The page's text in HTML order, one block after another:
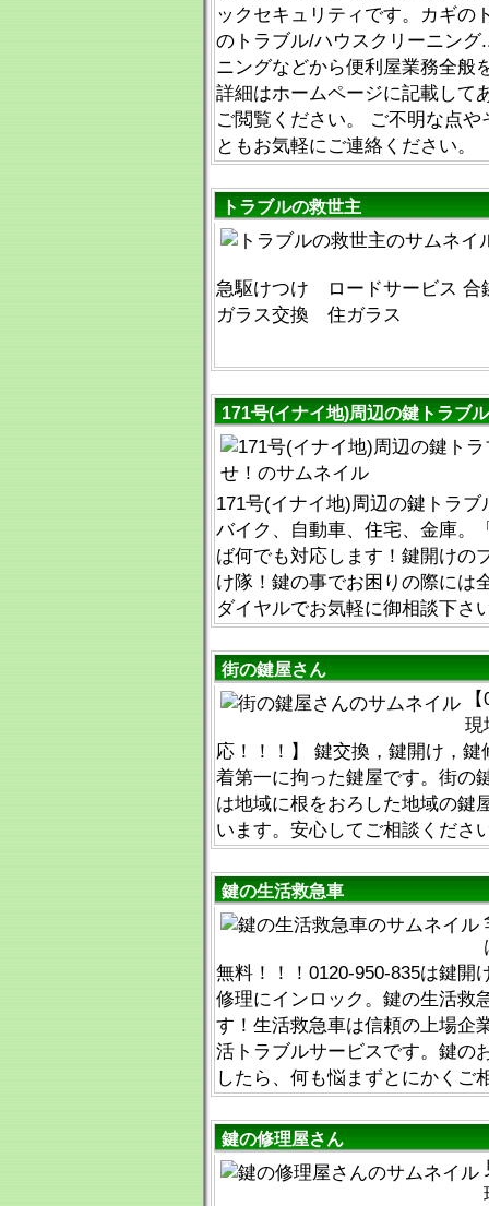
ックセキュリティです。カギの
のトラブル/ハウスクリーニング
ニングなどから便利屋業務全般
詳細はホームページに記載して
ご閲覧ください。 ご不明な点や
ともお気軽にご連絡ください。
トラブルの救世主
急駆けつけ ロードサービス
ガラス交換 住ガラス
171号(イナイ地)周辺の鍵トラブ
171号(イナイ地)周辺の鍵トラブ
バイク、自動車、住宅、金庫。
ば何でも対応します！鍵開けの
け隊！鍵の事でお困りの際には
ダイヤルでお気軽に御相談下さ
街の鍵屋さん
現
応！！！】 鍵交換，鍵開け，鍵
着第一に拘った鍵屋です。街の
は地域に根をおろした地域の鍵
います。安心してご相談くださ
鍵の生活救急車
無料！！！0120-950-835は鍵開
修理にインロック。鍵の生活救
す！生活救急車は信頼の上場企
活トラブルサービスです。鍵の
したら、何も悩まずとにかくご
鍵の修理屋さん